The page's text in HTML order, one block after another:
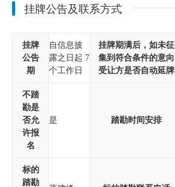
挂牌公告及联系方式
挂牌
公告
期
自信息披
露之日起 7
个工作日
挂牌期满后，如未征
集到符合条件的意向
受让方是否自动延牌
不踏
勘是
否允
许报
名
是 踏勘时间安排
标的
踏勘